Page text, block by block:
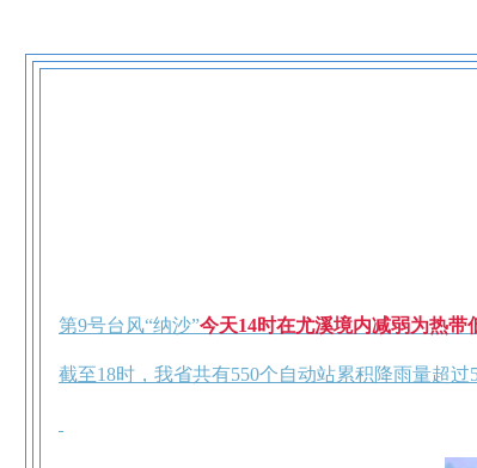
第9号台风“纳沙”今天14时在尤溪境内减弱为热带
截至18时，我省共有550个自动站累积降雨量超